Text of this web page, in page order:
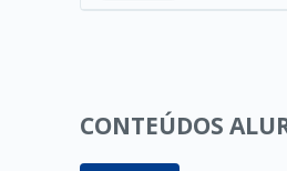
CONTEÚDOS